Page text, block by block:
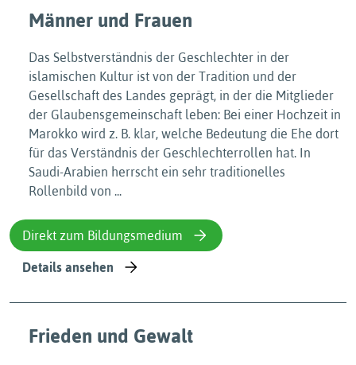
Männer und Frauen
Das Selbstverständnis der Geschlechter in der
islamischen Kultur ist von der Tradition und der
Gesellschaft des Landes geprägt, in der die Mitglieder
der Glaubensgemeinschaft leben: Bei einer Hochzeit in
Marokko wird z. B. klar, welche Bedeutung die Ehe dort
für das Verständnis der Geschlechterrollen hat. In
Saudi-Arabien herrscht ein sehr traditionelles
Rollenbild von ...
Direkt zum Bildungsmedium
Details ansehen
Frieden und Gewalt